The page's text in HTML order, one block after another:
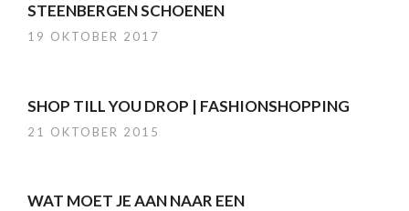
STEENBERGEN SCHOENEN
19 OKTOBER 2017
SHOP TILL YOU DROP | FASHIONSHOPPING
21 OKTOBER 2015
WAT MOET JE AAN NAAR EEN